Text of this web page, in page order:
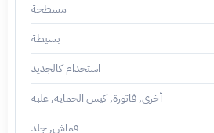
مسطحة
بسيطة
استخدام كالجديد
أخرى, فاتورة, كيس الحماية, علبة
قماش, جلد